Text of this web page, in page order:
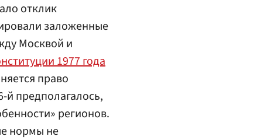
отклик
заложенные
Москвой и
1977 года
право
й предполагалось,
регионов.
нормы не